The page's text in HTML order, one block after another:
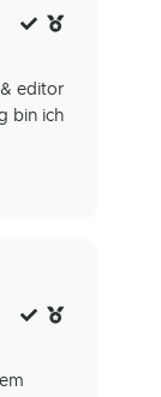
editor
bin ich